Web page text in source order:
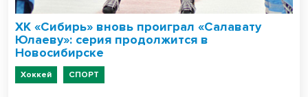
ХК «Сибирь» вновь проиграл «Салавату
Юлаеву»: серия продолжится в
Новосибирске
Хоккей СПОРТ